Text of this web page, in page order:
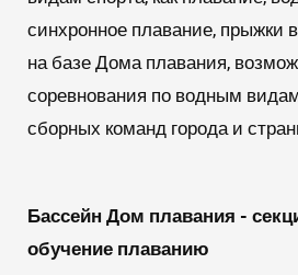
синхронное плавание, прыжки
на базе Дома плавания,
соревнования по водным
сборных команд города и
Бассейн Дом плавания -
обучение плаванию